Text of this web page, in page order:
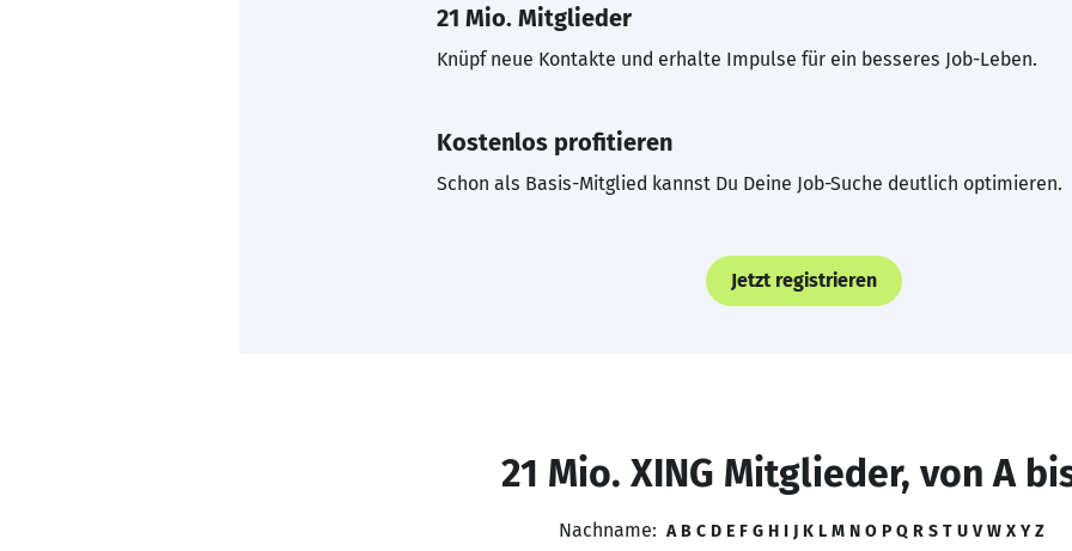
21 Mio. Mitglieder
Knüpf neue Kontakte und erhalte Impulse für ein besseres Job-Leben.
Kostenlos profitieren
Schon als Basis-Mitglied kannst Du Deine Job-Suche deutlich optimieren.
Jetzt registrieren
21 Mio. XING Mitglieder, von A
Nachname: A B C D E F G H I J K L M N O P Q R S T U V W X Y Z